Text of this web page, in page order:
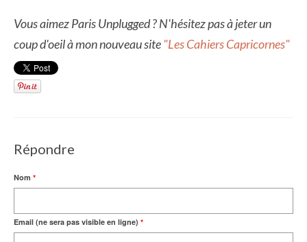
Vous aimez Paris Unplugged ? N'hésitez pas à jeter un
coup d'oeil à mon nouveau site "Les Cahiers Capricornes"
Répondre
Nom *
Email (ne sera pas visible en ligne) *